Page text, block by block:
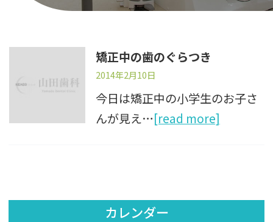
矯正中の歯のぐらつき
2014年2月10日
今日は矯正中の小学生のお子さ
んが見え…[read more]
カレンダー